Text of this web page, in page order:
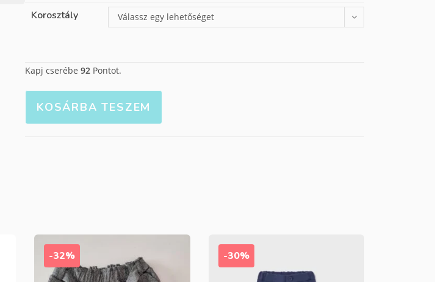
Korosztály Válassz egy lehetőséget
Kapj cserébe 92 Pontot.
KOSÁRBA TESZEM
-32% -30%